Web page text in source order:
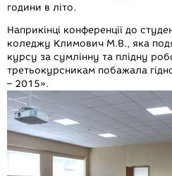
години в літо.
Наприкінці конференції до
коледжу Климович М.В., яка
курсу за сумлінну та плідну
третьокурсникам побажала
– 2015».